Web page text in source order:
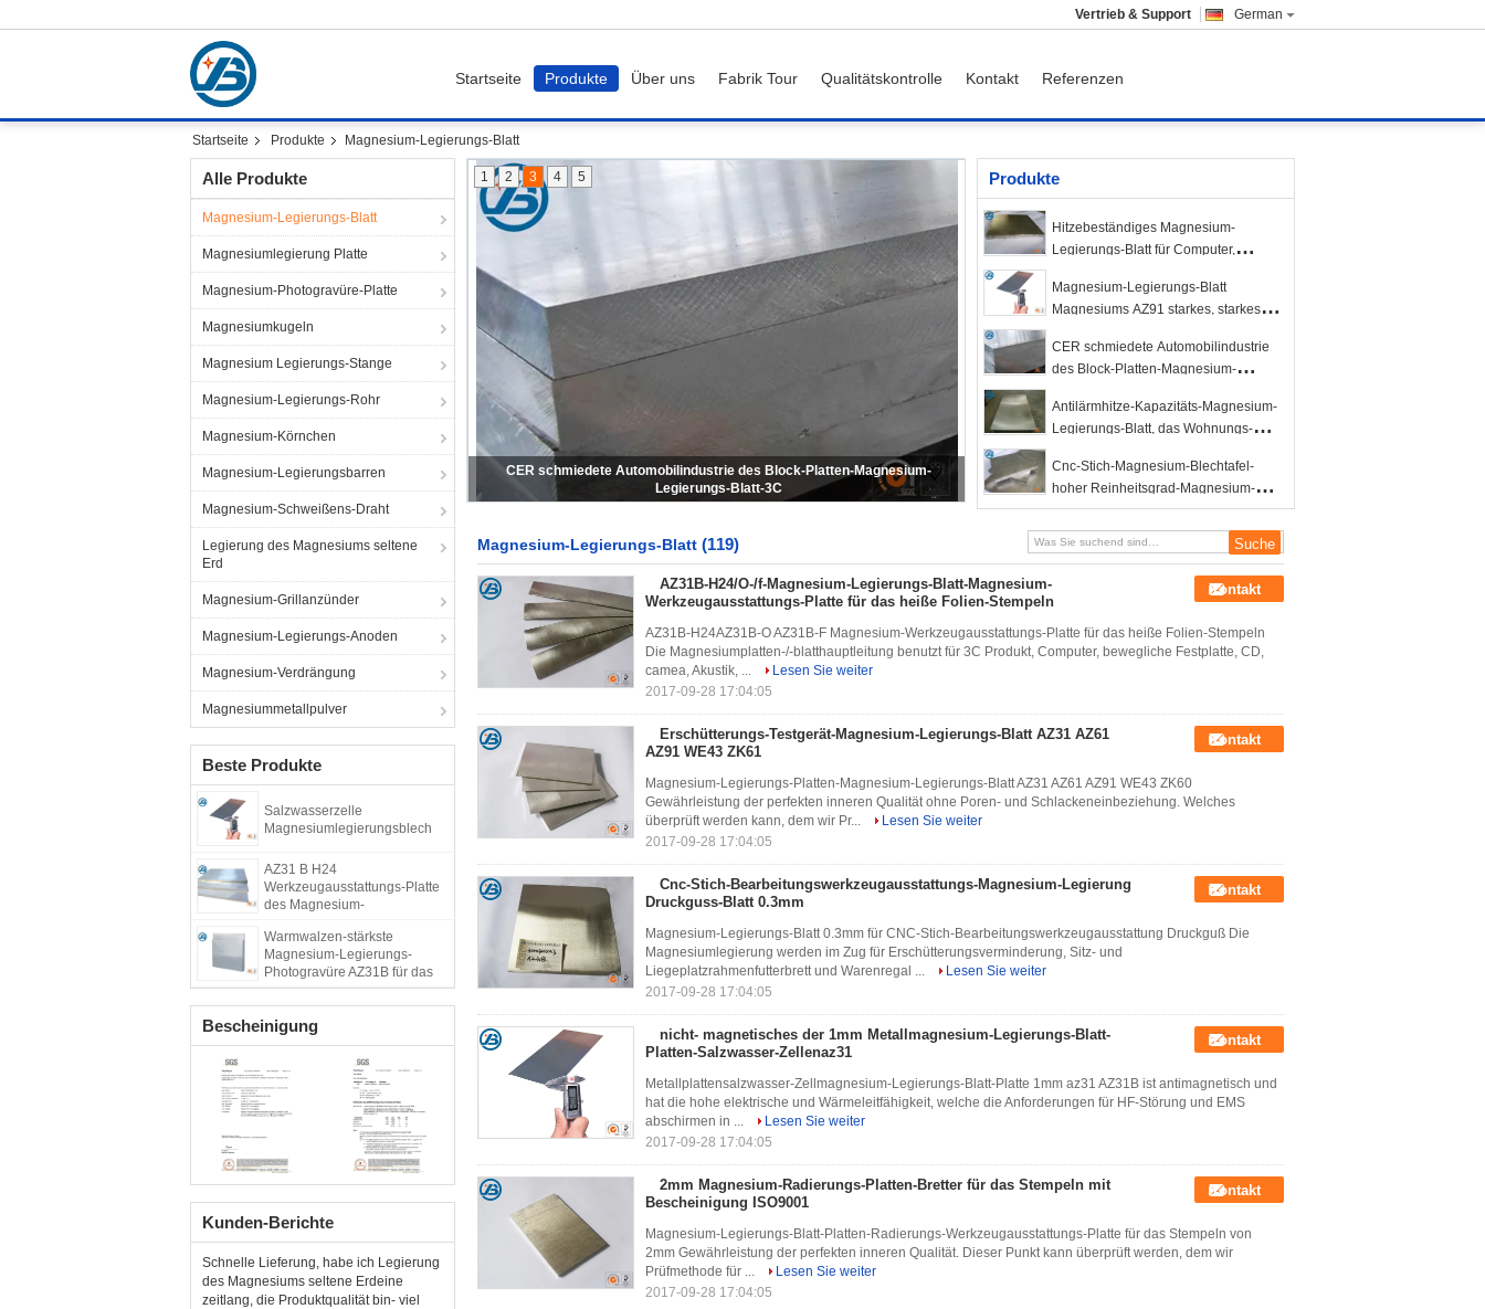
German
Vertrieb & Support
Startseite Produkte Über uns Fabrik Tour Qualitätskontrolle Kontakt Referenzen
Startseite Produkte Magnesium-Legierungs-Blatt
Alle Produkte
Magnesium-Legierungs-Blatt
Magnesiumlegierung Platte
Magnesium-Photogravüre-Platte
Magnesiumkugeln
Magnesium Legierungs-Stange
Magnesium-Legierungs-Rohr
Magnesium-Körnchen
Magnesium-Legierungsbarren
Magnesium-Schweißens-Draht
Legierung des Magnesiums seltene
Erd
Magnesium-Grillanzünder
Magnesium-Legierungs-Anoden
Magnesium-Verdrängung
Magnesiummetallpulver
Beste Produkte
Salzwasserzelle
Magnesiumlegierungsblech
AZ31 B H24
Werkzeugausstattungs-Platte
des Magnesium-
ASTM B90 B
Warmwalzen-stärkste
Magnesium-Legierungs-
Photogravüre AZ31B für das
Stempeln
Bescheinigung
Kunden-Berichte
Schnelle Lieferung, habe ich Legierung
des Magnesiums seltene Erdeine
zeitlang, die Produktqualität bin- viel
Antilärmhitze-Kapazitäts-Magnesium-Legierungs-Blatt, das Wohnungs-
Ausrüstung abschirmt
1 2 3 4 5 Produkte
Hitzebeständiges Magnesium-
Legierungs-Blatt für Computer,
Unterhaltungselektronik
Magnesium-Legierungs-Blatt
Magnesiums AZ91 starkes, starkes
Magnesium-Legierungs-Metallbrettes
CER schmiedete Automobilindustrie
des Block-Platten-Magnesium-
Antilärmhitze-Kapazitäts-Magnesium-
Legierungs-Blatt, das Wohnungs-
Cnc-Stich-Magnesium-Blechtafel-
hoher Reinheitsgrad-Magnesium-
Werkzeugausstattungs-Polierplatte
Magnesium-Legierungs-Blatt (119)
AZ31B-H24/O-/f-Magnesium-Legierungs-Blatt-Magnesium-
Werkzeugausstattungs-Platte für das heiße Folien-Stempeln
Kontakt
AZ31B-H24AZ31B-O AZ31B-F Magnesium-Werkzeugausstattungs-Platte für das heiße Folien-Stempeln
Die Magnesiumplatten-/-blatthauptleitung benutzt für 3C Produkt, Computer, bewegliche Festplatte, CD,
camea, Akustik, ...
Lesen Sie weiter
2017-09-28 17:04:05
Erschütterungs-Testgerät-Magnesium-Legierungs-Blatt AZ31 AZ61
AZ91 WE43 ZK61
Kontakt
Magnesium-Legierungs-Platten-Magnesium-Legierungs-Blatt AZ31 AZ61 AZ91 WE43 ZK60
Gewährleistung der perfekten inneren Qualität ohne Poren- und Schlackeneinbeziehung. Welches
überprüft werden kann, dem wir Pr...
Lesen Sie weiter
2017-09-28 17:04:05
Cnc-Stich-Bearbeitungswerkzeugausstattungs-Magnesium-Legierung
Druckguss-Blatt 0.3mm
Kontakt
Magnesium-Legierungs-Blatt 0.3mm für CNC-Stich-Bearbeitungswerkzeugausstattung Druckguß Die
Magnesiumlegierung werden im Zug für Erschütterungsverminderung, Sitz- und
Liegeplatzrahmenfutterbrett und Warenregal ...
Lesen Sie weiter
2017-09-28 17:04:05
nicht- magnetisches der 1mm Metallmagnesium-Legierungs-Blatt-
Platten-Salzwasser-Zellenaz31
Kontakt
Metallplattensalzwasser-Zellmagnesium-Legierungs-Blatt-Platte 1mm az31 AZ31B ist antimagnetisch und
hat die hohe elektrische und Wärmeleitfähigkeit, welche die Anforderungen für HF-Störung und EMS
abschirmen in ...
Lesen Sie weiter
2017-09-28 17:04:05
2mm Magnesium-Radierungs-Platten-Bretter für das Stempeln mit
Bescheinigung ISO9001
Kontakt
Magnesium-Legierungs-Blatt-Platten-Radierungs-Werkzeugausstattungs-Platte für das Stempeln von
2mm Gewährleistung der perfekten inneren Qualität. Dieser Punkt kann überprüft werden, dem wir
Prüfmethode für ...
Lesen Sie weiter
2017-09-28 17:04:05